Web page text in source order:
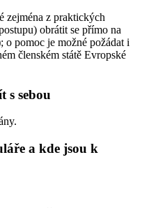
zejména z praktických
obrátit se přímo na
pomoc je možné požádat i
členském státě Evropské
s sebou
a kde jsou k